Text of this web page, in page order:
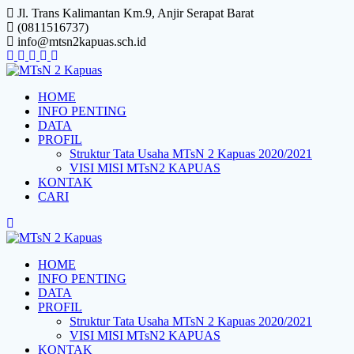
Skip
to
content
Jl. Trans Kalimantan Km.9, Anjir Serapat Barat
(0811516737)
info@mtsn2kapuas.sch.id
HOME
INFO PENTING
DATA
PROFIL
Struktur Tata Usaha MTsN 2 Kapuas 2020/2021
VISI MISI MTsN2 KAPUAS
KONTAK
CARI
HOME
INFO PENTING
DATA
PROFIL
Struktur Tata Usaha MTsN 2 Kapuas 2020/2021
VISI MISI MTsN2 KAPUAS
KONTAK